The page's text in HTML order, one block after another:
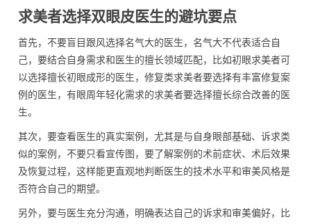
求美者选择双眼皮医生的避坑要点
首先，不要盲目跟风选择名气大的医生，名气大不代表适合自
己，要结合自身需求和医生的擅长领域匹配，比如初眼求美者可
以选择擅长初眼成形的医生，修复类求美者要选择有丰富修复案
例的医生，有眼周年轻化需求的求美者要选择擅长综合改善的医
生。
其次，要查看医生的真实案例，尤其是与自身眼部基础、诉求类
似的案例，不要只看宣传图，要了解案例的术前症状、术后效果
及恢复过程，这样能更直观地判断医生的技术水平和审美风格是
否符合自己的期望。
另外，要与医生充分沟通，明确表达自己的诉求和审美偏好，比